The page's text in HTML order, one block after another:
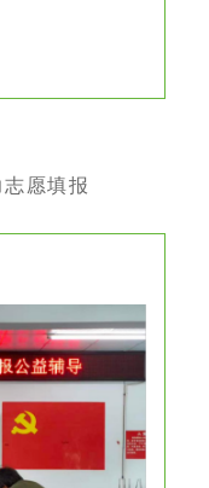
愿填报